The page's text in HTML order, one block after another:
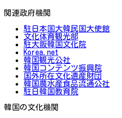
関連政府機関
駐日本国大韓民国大使館
文化体育観光部
駐大阪韓国文化院
Korea.net
韓国観光公社
韓国コンテンツ振興院
国外所在文化遺産財団
韓国農水産食品流通公社
駐日韓国教育院
韓国の文化機関